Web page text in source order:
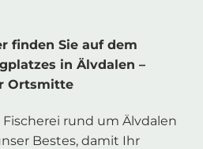
finden Sie auf dem
in Älvdalen –
Ortsmitte
rund um Älvdalen
Bestes, damit Ihr